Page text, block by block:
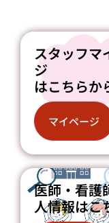
スタッフマ
ジ
はこちらか
マイページ
医師・看護
人情報はこ